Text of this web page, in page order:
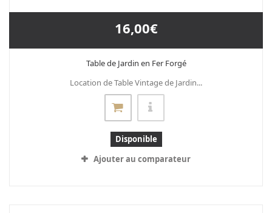
16,00€
Table de Jardin en Fer Forgé
Location de Table Vintage de Jardin...
Disponible
Ajouter au comparateur